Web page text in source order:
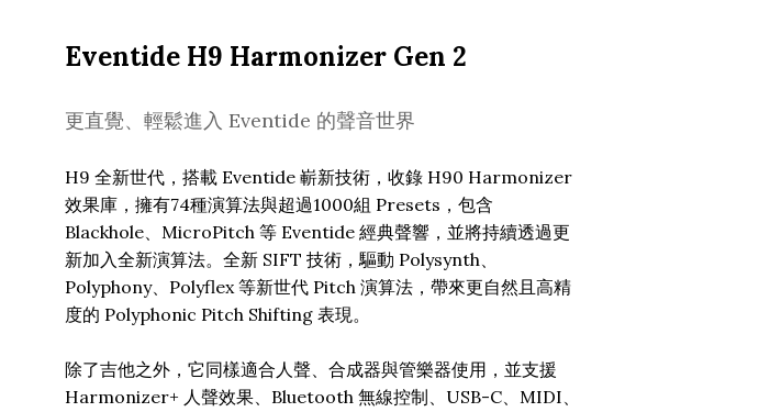
Eventide H9 Harmonizer Gen 2
更直覺、輕鬆進入 Eventide 的聲音世界
H9 全新世代，搭載 Eventide 嶄新技術，收錄 H90 Harmonizer
效果庫，擁有74種演算法與超過1000組 Presets，包含
Blackhole、MicroPitch 等 Eventide 經典聲響，並將持續透過更
新加入全新演算法。全新 SIFT 技術，驅動 Polysynth、
Polyphony、Polyflex 等新世代 Pitch 演算法，帶來更自然且高精
度的 Polyphonic Pitch Shifting 表現。
除了吉他之外，它同樣適合人聲、合成器與管樂器使用，並支援
Harmonizer+ 人聲效果、Bluetooth 無線控制、USB-C、MIDI、